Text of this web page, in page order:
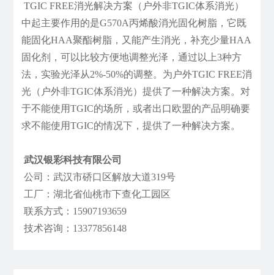
TGIC FREE消光解决方案（户外非TGIC体系消光）
中起主要作用的是G570A丙烯酸消光固化树脂，它既
能固化HAA聚酯树脂，又能产生消光，补充少量HAA
固化剂，可以比较方便地调整光泽，通过以上3种方
法，实验光泽从2%-50%的调整。为户外TGIC FREE消
光（户外非TGIC体系消光）提供了一种解决方案。对
于不能使用TGIC的场所，或者出口欧盟的产品明确要
求不能使用TGIC的情况下，提供了一种解决方案。
武汉银彩科技有限公司
公司：武汉市硚口区解放大道319号
工厂：湖北省仙桃市下查化工园区
联系方式：15907193659
技术咨询：13377856148